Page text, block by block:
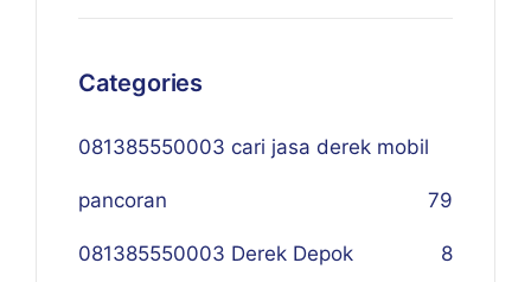
Categories
081385550003 cari jasa derek mobil
pancoran 79
081385550003 Derek Depok 8